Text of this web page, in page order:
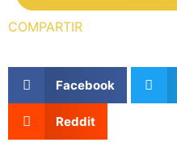
COMPARTIR
Facebook
Reddit